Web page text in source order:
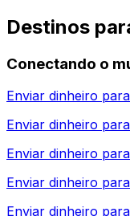
Destinos
Conectando o
Enviar dinheiro para
Enviar dinheiro para
Enviar dinheiro para
Enviar dinheiro para
Enviar dinheiro para